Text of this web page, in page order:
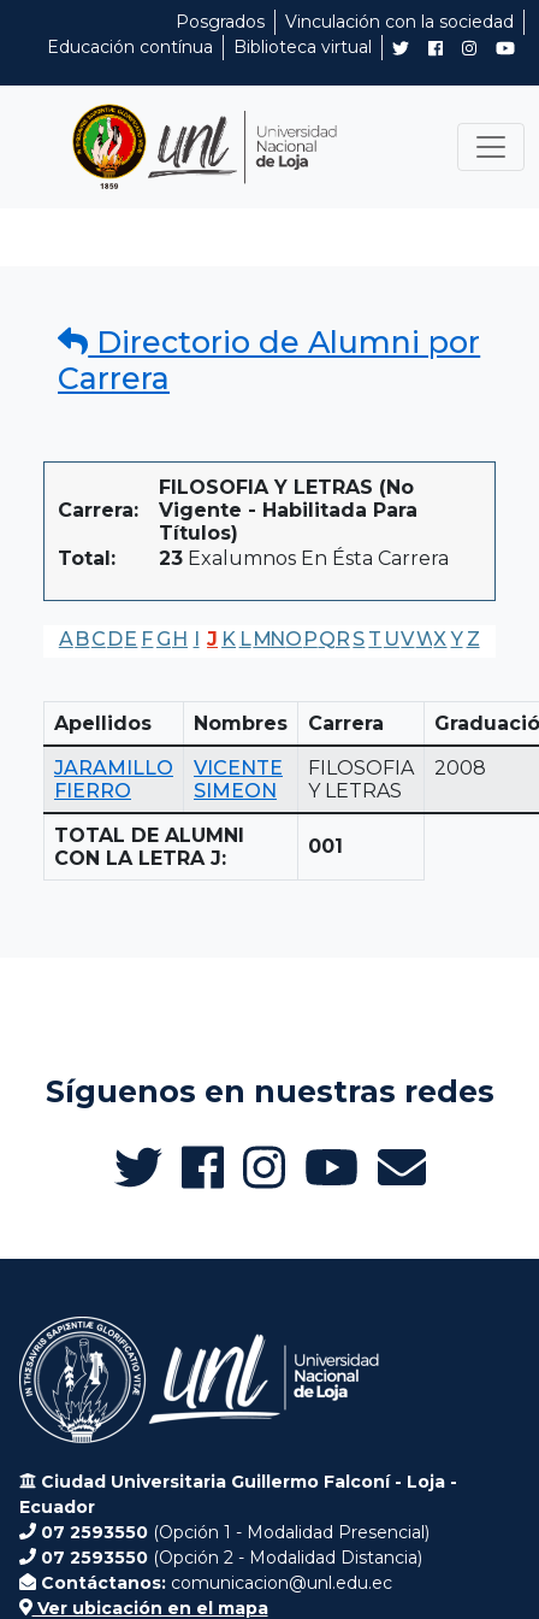
Posgrados
Vinculación con la sociedad
Educación contínua
Biblioteca virtual
Directorio de Alumni por
Carrera
Carrera:
FILOSOFIA Y LETRAS (No
Vigente - Habilitada Para
Títulos)
Total:
23 Exalumnos En Ésta Carrera
A BC DE F G H I J K LMNO PQR S T UVWX Y Z
Apellidos Nombres Carrera
JARAMILLO
FIERRO
VICENTE
SIMEON
FILOSOFIA
Y LETRAS
2008
TOTAL DE ALUMNI
CON LA LETRA J:
001
Síguenos en nuestras redes
Ciudad Universitaria Guillermo Falconí - Loja -
Ecuador
07 2593550 (Opción 1 - Modalidad Presencial)
07 2593550 (Opción 2 - Modalidad Distancia)
Contáctanos: comunicacion@unl.edu.ec
Ver ubicación en el mapa